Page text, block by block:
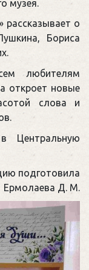
музея.
рассказывает о
Бориса
любителям
откроет новые
слова и
Центральную
подготовила
Ермолаева Д. М.